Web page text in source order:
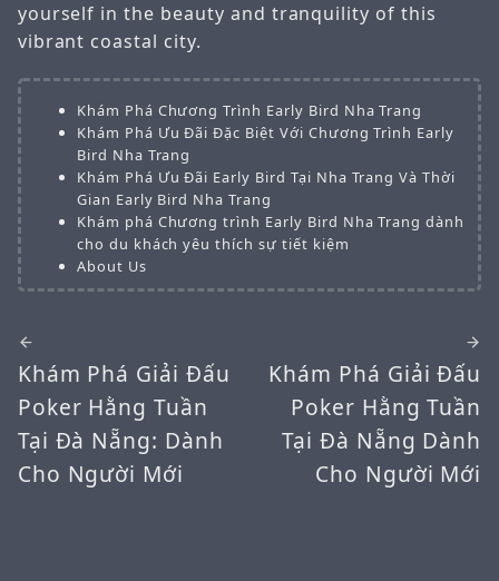
yourself in the beauty and tranquility of this
vibrant coastal city.
Khám Phá Chương Trình Early Bird Nha Trang
Khám Phá Ưu Đãi Đặc Biệt Với Chương Trình Early
Bird Nha Trang
Khám Phá Ưu Đãi Early Bird Tại Nha Trang Và Thời
Gian Early Bird Nha Trang
Khám phá Chương trình Early Bird Nha Trang dành
cho du khách yêu thích sự tiết kiệm
About Us
Khám Phá Giải Đấu
Poker Hằng Tuần
Tại Đà Nẵng: Dành
Cho Người Mới
Khám Phá Giải Đấu
Poker Hằng Tuần
Tại Đà Nẵng Dành
Cho Người Mới